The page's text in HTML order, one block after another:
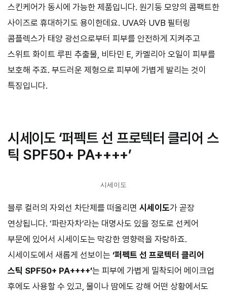
스킨케어가 동시에 가능한 제품입니다. 원기둥 모양의 콤팩트한
사이즈로 휴대하기도 용이한데요. UVA와 UVB 필터링
콤플렉스가 태양 광선으로부터 피부를 안전하게 지켜주고
스위트 화이트 루핀 추출물, 비타민 E, 카멜리아 오일이 피부를
보호해 주죠. 부드러운 제형으로 피부에 가볍게 발리는 것이
특징입니다.
시세이도 ‘퍼펙트 선 프로텍터 클리어 스
틱 SPF50+ PA++++’
시세이도
블루 컬러의 자외선 차단제를 떠올리면 시세이도가 곧장
연상됩니다. ‘파란자차’라는 대명사도 있을 정도로 선케어
부문에 있어서 시세이도는 막강한 영향력을 자랑하죠.
시세이도에서 새롭게 선보이는 ‘퍼펙트 선 프로텍터 클리어
스틱 SPF50+ PA++++’는 피부에 가볍게 밀착되어 메이크업
후에도 사용할 수 있고, 물이나 땀에도 강해 어떤 상황에서도